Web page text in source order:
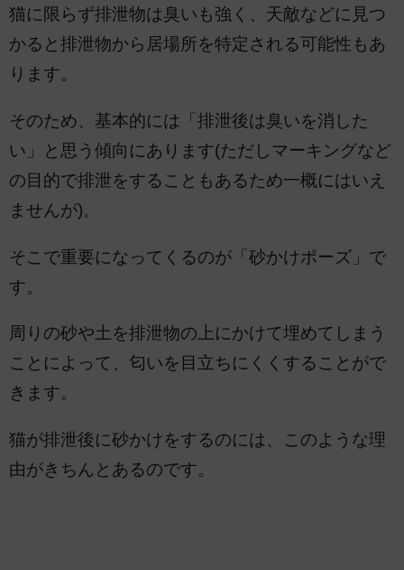
猫に限らず排泄物は臭いも強く、天敵などに見つ
かると排泄物から居場所を特定される可能性もあ
ります。
そのため、基本的には「排泄後は臭いを消した
い」と思う傾向にあります(ただしマーキングなど
の目的で排泄をすることもあるため一概にはいえ
ませんが)。
そこで重要になってくるのが「砂かけポーズ」で
す。
周りの砂や土を排泄物の上にかけて埋めてしまう
ことによって、匂いを目立ちにくくすることがで
きます。
猫が排泄後に砂かけをするのには、このような理
由がきちんとあるのです。